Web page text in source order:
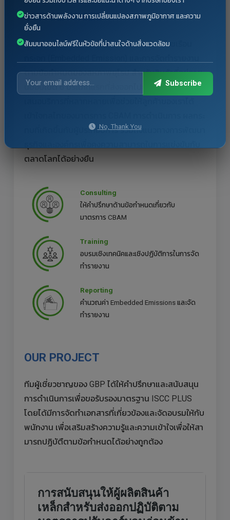
OUR SERVICES
GBP ให้คำปรึกษาการคำนวณค่าการปล่อยก๊าซเรือน
ตามข้อกำหนดของสหภาพยุโรป สำหรับสินค้าที่อยู่ภาย
นขอบเขต 6 ประเภทแรกที่ส่งออกไปยังสหภาพยุโรป เรา
ทบที่เกิดขึ้นกับผู้ประกอบการ รวมถึงแนวทางการพัฒนา
ตลาดโลกได้อย่างยืน
Consulting
ให้คำปรึกษาด้านข้อกำหนดเกี่ยวกับ
มาตรการ CBAM
Training
อบรมเชิงเทคนิคและเชิงปฏิบัติการในการจัด
ทำรายงาน
Reporting
คำนวณค่า Embedded Emissions และจัด
ทำรายงาน
OUR PROJECT
ทีมผู้เชี่ยวชาญของ GBP ได้ให้คำปรึกษาและสนับสนุน
การดำเนินการเพื่อขอรับรองมาตรฐาน ISCC PLUS
โดยได้มีการจัดทำเอกสารที่เกี่ยวข้องและจัดอบรมให้กับ
พนักงาน เพื่อเสริมสร้างความรู้และความเข้าใจเพื่อให้สา
มารถปฏิบัตืตามข้อกำหนดได้อย่างถูกต้อง
ข่าวสารด้านพลังงาน การเปลี่ยนแปลงสภาพภูมิอากาศ และความ
ยั่งยืน
สัมมนาออนไลน์ฟรีในหัวข้อที่น่าสนใจด้านสิ่งแวดล้อม
Subscribe
No, Thank You